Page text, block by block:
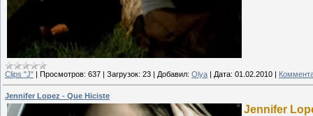
Clips "J" | Просмотров: 637 | Загрузок: 23 | Добавил: Olya | Дата: 01.02.2010 |
Jennifer Lopez - Que Hiciste
Jennifer